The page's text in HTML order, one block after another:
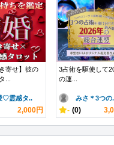
寄せ】彼の
...
♡霊感タ..
2,000円
3占術を駆使して
の運...
みさ＊3つの
- (0)